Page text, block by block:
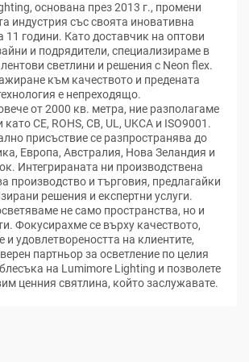
основана през 2013 г., промени
индустрия със своята иновативна
11 години. Като доставчик на оптови
и подрядители, специализираме в
светлини и решения с Neon flex.
към качеството и предената
е непреходящо.
от 2000 кв. метра, ние разполагаме
CE, ROHS, CB, UL, UKCA и ISO9001.
присъствие се разпространява до
Европа, Австралия, Нова Зеландия и
Интегрираната ни производствена
производство и търговия, предлагайки
решения и експертни услуги.
не само пространства, но и
Фокусирахме се върху качеството,
и удовлетвореността на клиентите,
партньор за осветление по целия
на Lumimore Lighting и позволете
ценния святлина, който заслужавате.